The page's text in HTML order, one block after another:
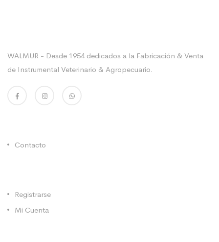
WALMUR - Desde 1954 dedicados a la Fabricación & Venta
de Instrumental Veterinario & Agropecuario.
Contacto
Registrarse
Mi Cuenta